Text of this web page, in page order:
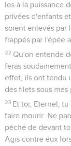
les à la puissance
privées d'enfants
soient enlevés par
frappés par l'épée
22 Qu'on entende
feras
effet, ils ont tendu
des filets sous mes
23 Et toi, Eternel,
faire mourir. Ne
péché de devant
Agis contre eux